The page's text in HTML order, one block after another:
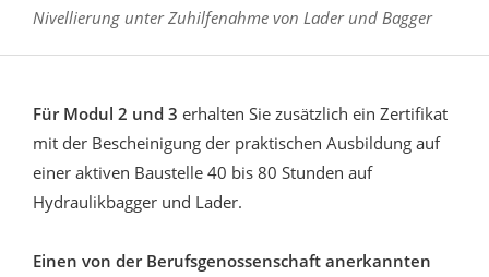
Nivellierung unter Zuhilfenahme von Lader und Bagger
Für Modul 2 und 3 erhalten Sie zusätzlich ein Zertifikat
mit der Bescheinigung der praktischen Ausbildung auf
einer aktiven Baustelle 40 bis 80 Stunden auf
Hydraulikbagger und Lader.
Einen von der Berufsgenossenschaft anerkannten